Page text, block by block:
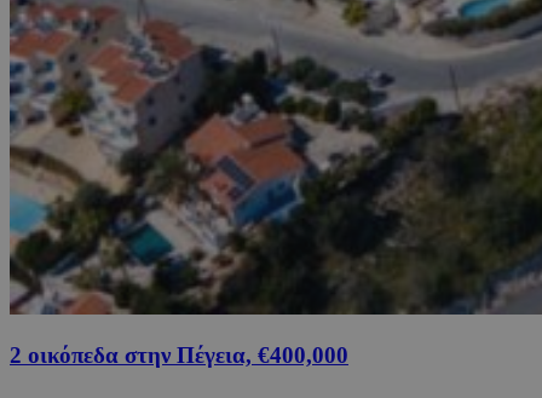
2 οικόπεδα στην Πέγεια, €400,000